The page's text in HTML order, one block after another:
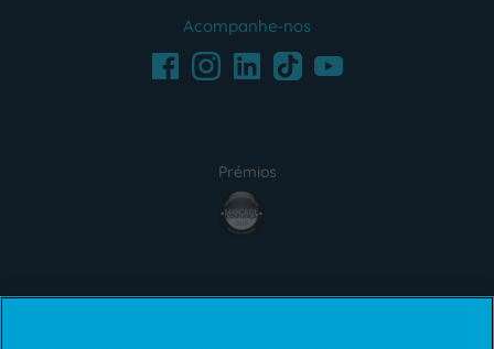
Acompanhe-nos
FacebookInstagramLinkedInTikTokYoutube
Prémios
award4